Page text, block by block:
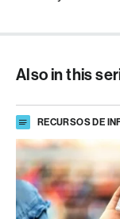
Also in this
RECURSOS DE